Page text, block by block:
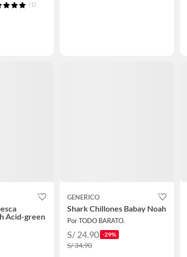
(1)
Acid-green
GENERICO
Shark Chillones Babay Noah
Por TODO BARATO.
S/ 24.90 -29%
S/ 34.90